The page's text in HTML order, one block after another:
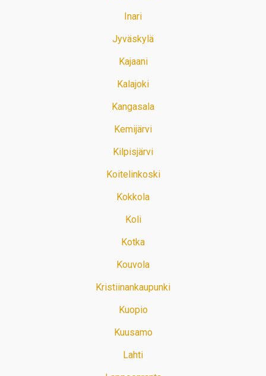
Inari
Jyväskylä
Kajaani
Kalajoki
Kangasala
Kemijärvi
Kilpisjärvi
Koitelinkoski
Kokkola
Koli
Kotka
Kouvola
Kristiinankaupunki
Kuopio
Kuusamo
Lahti